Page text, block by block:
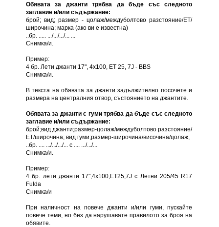
Обявата за джанти трябва да бъде със следното
заглавие и/или съдържание:
брой; вид; размер - цолаж/междуболтово разстояние/ЕТ/
широчина; марка (ако ви е известна)
..бр. ..... .../.../.../... ...
Снимка/и.
Пример:
4 бр. Лети джанти 17", 4х100, ЕТ 25, 7J - BBS
Снимка/и.
В текста на обявата за джанти задължително посочете и
размера на централния отвор, състоянието на джантите.
Обявата за джанти с гуми трябва да бъде със следното
заглавие и/или съдържание:
брой;вид джанти;размер-цолаж/междуболтово разстояние/
ЕТ/широчина; вид гуми;размер-широчина/височина/цолаж;
..бр. .... .../.../.../... с .... .../.../...
Снимка/и.
Пример:
4 бр. лети джанти 17",4х100,ЕТ25,7J с Летни 205/45 R17
Fulda
Снимка/и
При наличност на повече джанти и/или гуми, пускайте
повече теми, но без да нарушавате правилото за броя на
обявите.